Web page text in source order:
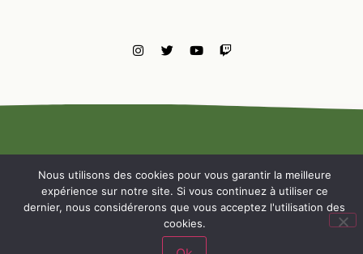
MENTIONS
LÉGALES
NOUS
Nous utilisons des cookies pour vous garantir la meilleure
expérience sur notre site. Si vous continuez à utiliser ce
dernier, nous considérerons que vous acceptez l'utilisation des
cookies.